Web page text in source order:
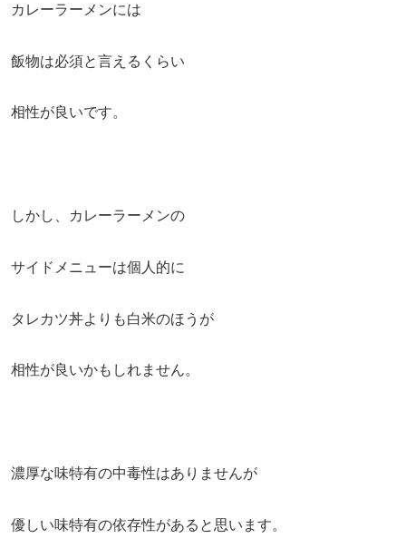
カレーラーメンには
飯物は必須と言えるくらい
相性が良いです。
しかし、カレーラーメンの
サイドメニューは個人的に
タレカツ丼よりも白米のほうが
相性が良いかもしれません。
濃厚な味特有の中毒性はありませんが
優しい味特有の依存性があると思います。